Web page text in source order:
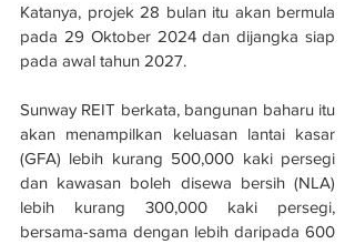
Katanya, projek 28 bulan itu akan bermula
pada 29 Oktober 2024 dan dijangka siap
pada awal tahun 2027.
Sunway REIT berkata, bangunan baharu itu
akan menampilkan keluasan lantai kasar
(GFA) lebih kurang 500,000 kaki persegi
dan kawasan boleh disewa bersih (NLA)
lebih kurang 300,000 kaki persegi,
bersama-sama dengan lebih daripada 600